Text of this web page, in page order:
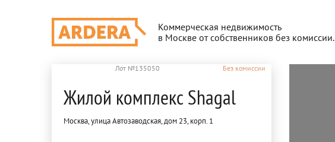
Коммерческая недвижимость
в Москве от собственников без комиссии.
Лот №135050 Без комиссии
Жилой комплекс Shagal
Москва, улица Автозаводская, дом 23, корп. 1